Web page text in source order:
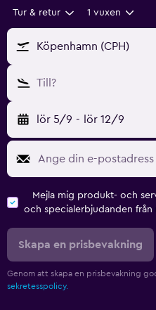
Tur & retur 1 vuxen
Köpenhamn (CPH)
Till?
lör 5/9 - lör 12/9
Mejla mig produkt- och
och specialerbjudanden
Skapa en prisbevakning
Genom att skapa en prisbevakning
sekretesspolicy.